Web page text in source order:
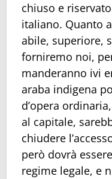
chiuso e
italiano. Quanto
abile, superiore,
forniremo noi,
manderanno ivi
araba indigena
d’opera
al capitale,
chiudere
però dovrà
regime legale, e